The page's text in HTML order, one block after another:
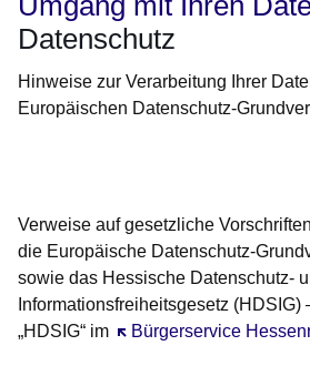
Datenschutz
Hinweise zur Verarbeitung Ihrer
Europäischen Datenschutz-
Verweise auf gesetzliche
die Europäische Datenschutz-
sowie das Hessische Datenschutz-
Informationsfreiheitsgesetz (HDSIG)
„HDSIG“ im
Bürgerservice
Öffnet sich in einem